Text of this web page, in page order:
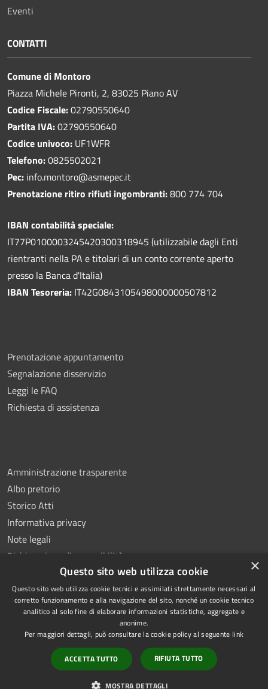
Eventi
CONTATTI
Comune di Montoro
Piazza Michele Pironti, 2, 83025 Piano AV
Codice Fiscale:02790550640
Partita IVA:02790550640
Codice univoco: UF1WFR
Telefono:0825502021
Pec: info.montoro@asmepec.it
Prenotazione ritiro rifiuti ingombranti:800 774 704
IBAN contabilità speciale:
IT77P0100003245420300318945 (utilizzabile dagli Enti
rientranti nella PA e titolari di un conto corrente aperto
presso la Banca d'Italia)
IBAN Tesoreria: IT42G0843105498000000507812
Prenotazione appuntamento
Segnalazione disservizio
Leggi le FAQ
Richiesta di assistenza
Amministrazione trasparente
Albo pretorio
Storico Atti
Informativa privacy
Note legali
Dichiarazione di accessibilità
RSS
Accessibilità
Copyright © 2026 • Comune di
Montoro • Powered by
Municipium•Accesso
redazione
×
Questo sito web utilizza cookie
Questo sito web utilizza cookie tecnici e assimilati strettamente necessari al
corretto funzionamento e alla navigazione del sito, nonché un cookie tecnico
analitico al solo fine di elaborare informazioni statistiche, aggregate e
anonime.
Per maggiori dettagli, può consultare la cookie policy al seguente link
ACCETTA TUTTO RIFIUTA TUTTO
MOSTRA DETTAGLI